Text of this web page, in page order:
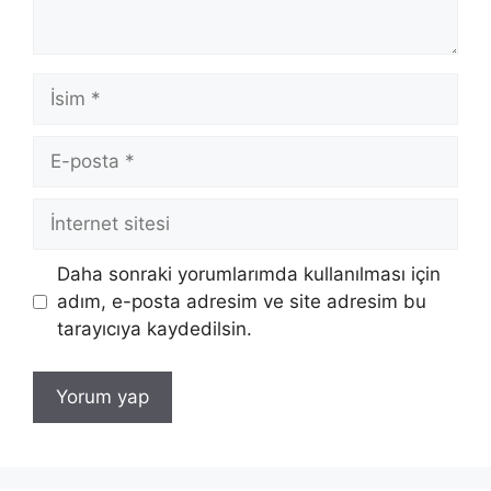
İsim
posta
İnternet
Daha sonraki yorumlarımda kullanılması için
adım, e-posta adresim ve site adresim bu
tarayıcıya kaydedilsin.